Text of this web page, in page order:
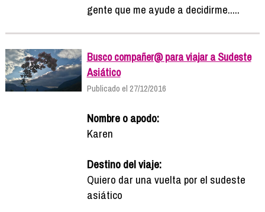
gente que me ayude a decidirme.....
Busco compañer@ para viajar a Sudeste
Asiático
Publicado el 27/12/2016
Nombre o apodo:
Karen
Destino del viaje:
Quiero dar una vuelta por el sudeste
asiático